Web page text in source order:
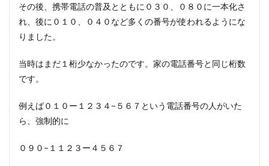
その後、携帯電話の普及とともに０３０、０８０に一本化さ
れ、後に０１０、０４０など多くの番号が使われるようにな
りました。
当時はまだ１桁少なかったのです。家の電話番号と同じ桁数
です。
例えば０１０ー１２３４−５６７という電話番号の人がいた
ら、強制的に
０９０−１１２３ー４５６７